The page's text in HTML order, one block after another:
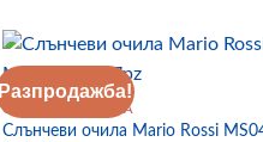
Разпродажба!
СЛЪНЧЕВИ ОЧИЛА
Слънчеви очила Mario Rossi